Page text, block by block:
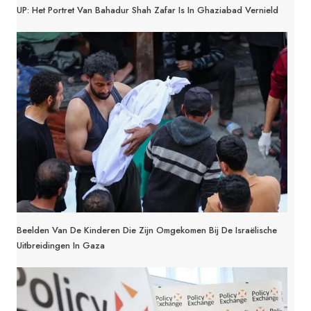
UP: Het Portret Van Bahadur Shah Zafar Is In Ghaziabad Vernield
Beelden Van De Kinderen Die Zijn Omgekomen Bij De Israëlische
Uitbreidingen In Gaza